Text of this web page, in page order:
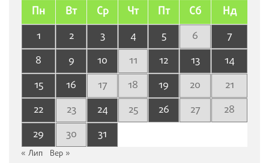
Пн Вт Ср Чт Пт Сб Нд
1 2 3 4 5 6
7
8
9 10 11 12 13
14
15
16 17 18 19 20
21
22
23 24 25 26 27
28
29
30 31
« Лип Вер »